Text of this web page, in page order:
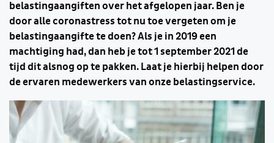
belastingaangiften over het afgelopen jaar. Ben je
door alle coronastress tot nu toe vergeten om je
belastingaangifte te doen? Als je in 2019 een
machtiging had, dan heb je tot 1 september 2021 de
tijd dit alsnog op te pakken. Laat je hierbij helpen door
de ervaren medewerkers van onze belastingservice.